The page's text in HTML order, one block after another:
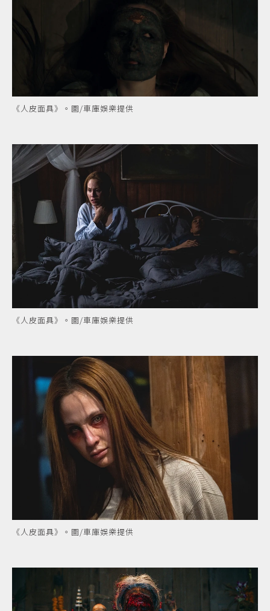
《人皮面具》。圖/車庫娛樂提供
《人皮面具》。圖/車庫娛樂提供
《人皮面具》。圖/車庫娛樂提供